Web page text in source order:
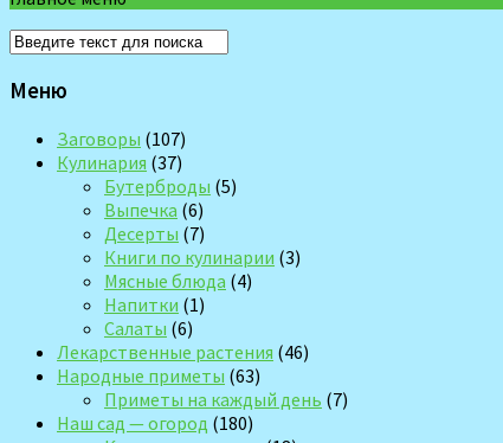
Меню
Заговоры (107)
Кулинария (37)
Бутерброды (5)
Выпечка (6)
Десерты (7)
Книги по кулинарии (3)
Мясные блюда (4)
Напитки (1)
Салаты (6)
Лекарственные растения (46)
Народные приметы (63)
Приметы на каждый день (7)
Наш сад — огород (180)